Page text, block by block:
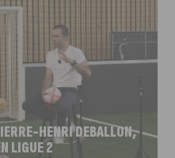
HENRI DEBALLON,
LIGUE 2